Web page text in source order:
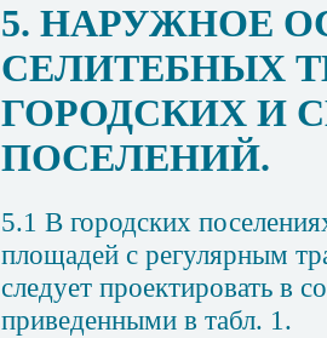
5. НАРУЖНОЕ
СЕЛИТЕБНЫХ
ГОРОДСКИХ И
ПОСЕЛЕНИЙ.
5.1 В городских
площадей с регулярным
следует проектировать в
приведенными в табл. 1.